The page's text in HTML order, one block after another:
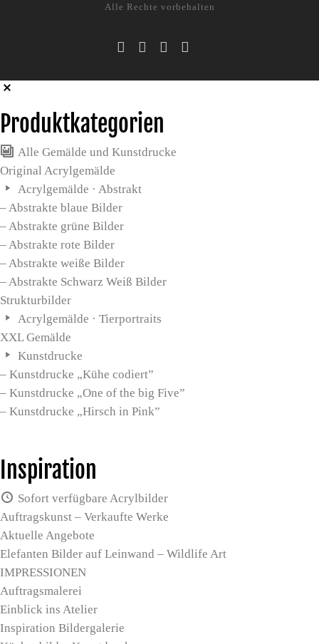
Alle Rechte vorbehalten
Produktkategorien
Alle Gemälde und Kunstdrucke
Original Acrylgemälde
Acrylgemälde · Abstrakt
– Abstrakte blaue Bilder
– Abstrakte grüne Bilder
– Abstrakte rote Bilder
– Abstrakte weiße Bilder
– Abstrakte Schwarz Weiß Bilder
Strukturbilder
Acrylgemälde · Tierportraits
XXL Gemälde
Kunstdrucke
– Kunstdrucke „Kühe codiert”
– Kunstdrucke „One of the big Five”
– Kunstdrucke „Hirsch in Pink”
Inspiration
Sofort verfügbare Acrylbilder
Auftragskunst – Verkaufte Werke
Aktuelle Angebote
Elefanten Bilder auf Leinwand – Wildlife Art
IMPRESSIONEN
Auftragsmalerei
Einblick ins Atelier
Inspiration Bildergalerie